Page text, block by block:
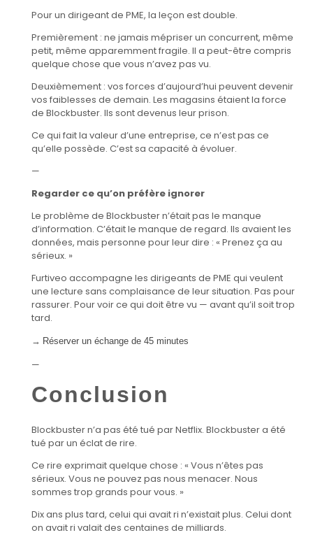
Pour un dirigeant de PME, la leçon est double.
Premièrement : ne jamais mépriser un concurrent, même
petit, même apparemment fragile. Il a peut-être compris
quelque chose que vous n’avez pas vu.
Deuxièmement : vos forces d’aujourd’hui peuvent devenir
vos faiblesses de demain. Les magasins étaient la force
de Blockbuster. Ils sont devenus leur prison.
Ce qui fait la valeur d’une entreprise, ce n’est pas ce
qu’elle possède. C’est sa capacité à évoluer.
—
Regarder ce qu’on préfère ignorer
Le problème de Blockbuster n’était pas le manque
d’information. C’était le manque de regard. Ils avaient les
données, mais personne pour leur dire : « Prenez ça au
sérieux. »
Furtiveo accompagne les dirigeants de PME qui veulent
une lecture sans complaisance de leur situation. Pas pour
rassurer. Pour voir ce qui doit être vu — avant qu’il soit trop
tard.
→ Réserver un échange de 45 minutes
—
Conclusion
Blockbuster n’a pas été tué par Netflix. Blockbuster a été
tué par un éclat de rire.
Ce rire exprimait quelque chose : « Vous n’êtes pas
sérieux. Vous ne pouvez pas nous menacer. Nous
sommes trop grands pour vous. »
Dix ans plus tard, celui qui avait ri n’existait plus. Celui dont
on avait ri valait des centaines de milliards.